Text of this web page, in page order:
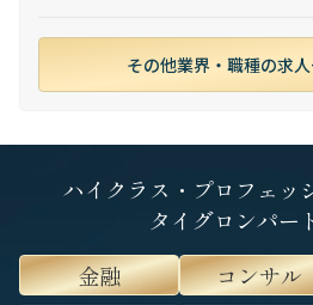
その他業界・職種の求
ハイクラス・プロフェッ
タイグロンパー
金融
コンサル